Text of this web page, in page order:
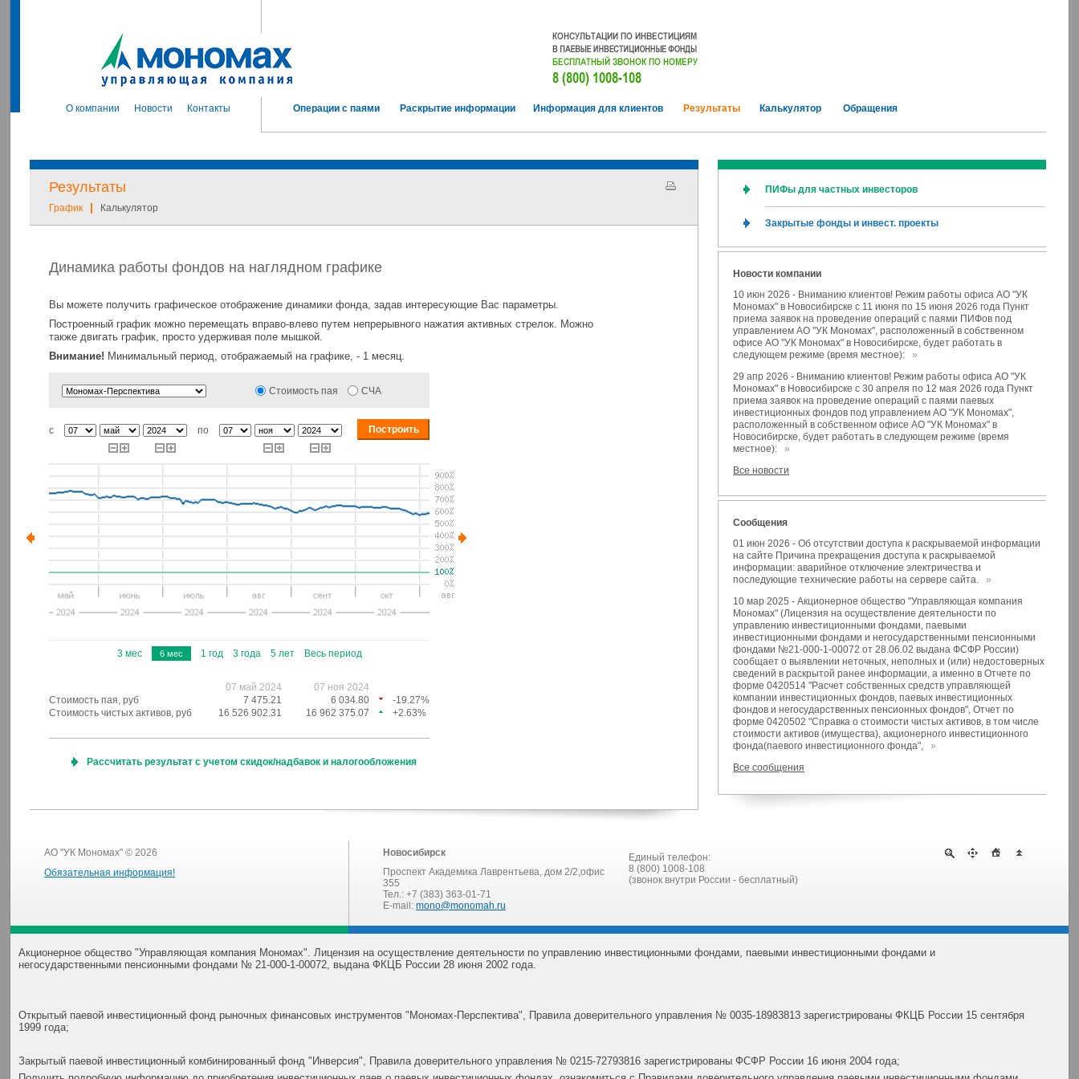
О компании Новости Контакты Операции с паями Раскрытие информации Информация для клиентов Результаты Калькулятор Обращения
Результаты
График | Калькулятор
Динамика работы фондов на наглядном графике
Вы можете получить графическое отображение динамики фонда, задав интересующие Вас параметры.
Построенный график можно перемещать вправо-влево путем непрерывного нажатия активных стрелок. Можно
также двигать график, просто удерживая поле мышкой.
Внимание! Минимальный период, отображаемый на графике, - 1 месяц.
Стоимость пая СЧА
с по
3 мес 6 мес 1 год 3 года 5 лет Весь период
07 май 2024
07 ноя 2024
Стоимость пая, руб
7 475.21 6 034.80
-19.27%
Стоимость чистых активов, руб
16 526 902.31 16 962 375.07 +2.63%
Рассчитать результат с учетом скидок/надбавок и налогообложения
ПИФы для частных инвесторов
Закрытые фонды и инвест. проекты
Новости компании
10 июн 2026 - Вниманию клиентов! Режим работы офиса АО "УК
Мономах" в Новосибирске с 11 июня по 15 июня 2026 года Пункт
приема заявок на проведение операций с паями ПИФов под
управлением АО "УК Мономах", расположенный в собственном
офисе АО "УК Мономах" в Новосибирске, будет работать в
следующем режиме (время местное):
»
29 апр 2026 - Вниманию клиентов! Режим работы офиса АО "УК
Мономах" в Новосибирске с 30 апреля по 12 мая 2026 года Пункт
приема заявок на проведение операций с паями паевых
инвестиционных фондов под управлением АО "УК Мономах",
расположенный в собственном офисе АО "УК Мономах" в
Новосибирске, будет работать в следующем режиме (время
местное):
»
Все новости
Сообщения
01 июн 2026 - Об отсутствии доступа к раскрываемой информации
на сайте Причина прекращения доступа к раскрываемой
информации: аварийное отключение электричества и
последующие технические работы на сервере сайта.
»
10 мар 2025 - Акционерное общество "Управляющая компания
Мономах" (Лицензия на осуществление деятельности по
управлению инвестиционными фондами, паевыми
инвестиционными фондами и негосударственными пенсионными
фондами №21-000-1-00072 от 28.06.02 выдана ФСФР России)
сообщает о выявлении неточных, неполных и (или) недостоверных
сведений в раскрытой ранее информации, а именно в Отчете по
форме 0420514 "Расчет собственных средств управляющей
компании инвестиционных фондов, паевых инвестиционных
фондов и негосударственных пенсионных фондов", Отчет по
форме 0420502 "Справка о стоимости чистых активов, в том числе
стоимости активов (имущества), акционерного инвестиционного
фонда(паевого инвестиционного фонда",
»
Все сообщения
АО "УК Мономах" © 2026
Обязательная информация!
Новосибирск
Проспект Академика Лаврентьева, дом 2/2,офис
355
Тел.: +7 (383) 363-01-71
E-mail: mono@monomah.ru
Единый телефон:
8 (800) 1008-108
(звонок внутри России - бесплатный)
Акционерное общество "Управляющая компания Мономах". Лицензия на осуществление деятельности по управлению инвестиционными фондами, паевыми инвестиционными фондами и
негосударственными пенсионными фондами № 21-000-1-00072, выдана ФКЦБ России 28 июня 2002 года.
Открытый паевой инвестиционный фонд рыночных финансовых инструментов "Мономах-Перспектива", Правила доверительного управления № 0035-18983813 зарегистрированы ФКЦБ России 15 сентября
1999 года;
Закрытый паевой инвестиционный комбинированный фонд "Инверсия", Правила доверительного управления № 0215-72793816 зарегистрированы ФСФР России 16 июня 2004 года;